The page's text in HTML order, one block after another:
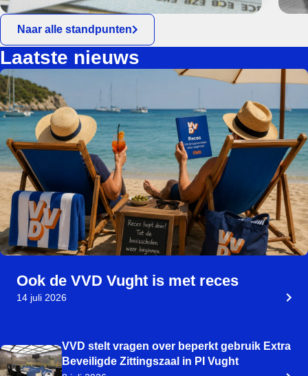
Naar alle standpunten
Laatste nieuws
Ook de VVD Vught is met reces
14 juli 2026
VVD stelt vragen over beperkt gebruik Extra
Beveiligde Zittingszaal in PI Vught